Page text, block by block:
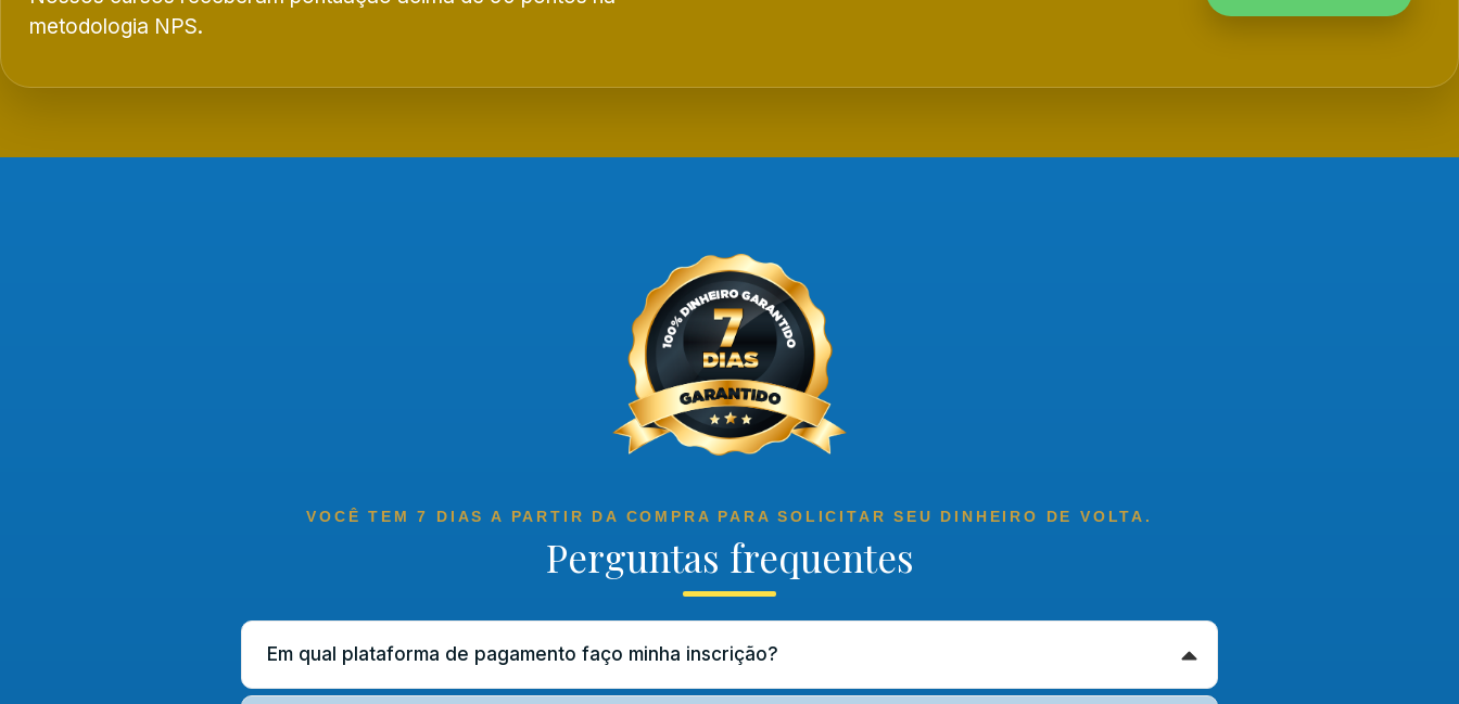
metodologia NPS.
VOCÊ TEM 7 DIAS A PARTIR DA COMPRA PARA SOLICITAR SEU DINHEIRO DE VOLTA.
Perguntas frequentes
Em qual plataforma de pagamento faço minha inscrição?